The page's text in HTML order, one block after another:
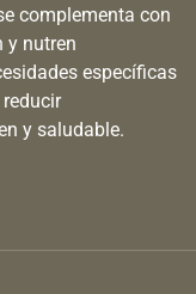
complementa con
y nutren
específicas
y saludable.